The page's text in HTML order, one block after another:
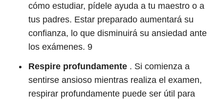
cómo estudiar, pídele ayuda a tu maestro o a
tus padres. Estar preparado aumentará su
confianza, lo que disminuirá su ansiedad ante
los exámenes. 9
Respire profundamente . Si comienza a
sentirse ansioso mientras realiza el examen,
respirar profundamente puede ser útil para